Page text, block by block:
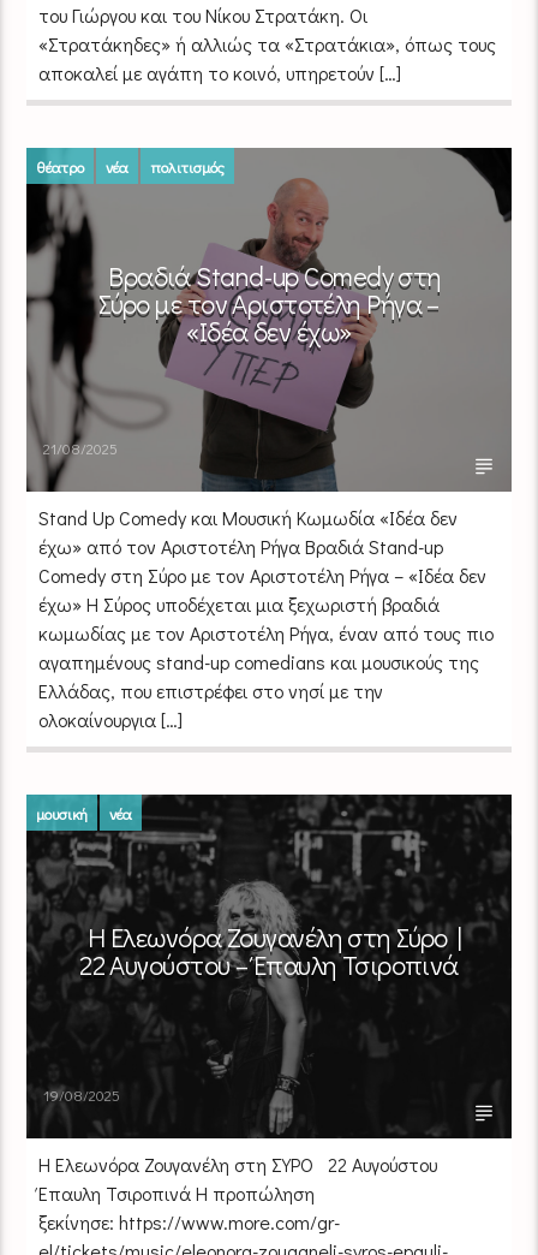
του Γιώργου και του Νίκου Στρατάκη. Οι
«Στρατάκηδες» ή αλλιώς τα «Στρατάκια», όπως τους
αποκαλεί με αγάπη το κοινό, υπηρετούν […]
θέατρο νέα πολιτισμός
Βραδιά Stand-up Comedy στη
Σύρο με τον Αριστοτέλη Ρήγα –
«Ιδέα δεν έχω»
21/08/2025
Stand Up Comedy και Μουσική Κωμωδία «Ιδέα δεν
έχω» από τον Αριστοτέλη Ρήγα Βραδιά Stand-up
Comedy στη Σύρο με τον Αριστοτέλη Ρήγα – «Ιδέα δεν
έχω» Η Σύρος υποδέχεται μια ξεχωριστή βραδιά
κωμωδίας με τον Αριστοτέλη Ρήγα, έναν από τους πιο
αγαπημένους stand-up comedians και μουσικούς της
Ελλάδας, που επιστρέφει στο νησί με την
ολοκαίνουργια […]
μουσική νέα
Η Ελεωνόρα Ζουγανέλη ​στη Σύρο |
22 Αυγούστου – Έπαυλη Τσιροπινά
19/08/2025
Η Ελεωνόρα Ζουγανέλη στη ΣΥΡΟ 22 Αυγούστου
Έπαυλη Τσιροπινά Η προπώληση
ξεκίνησε: https://www.more.com/gr-